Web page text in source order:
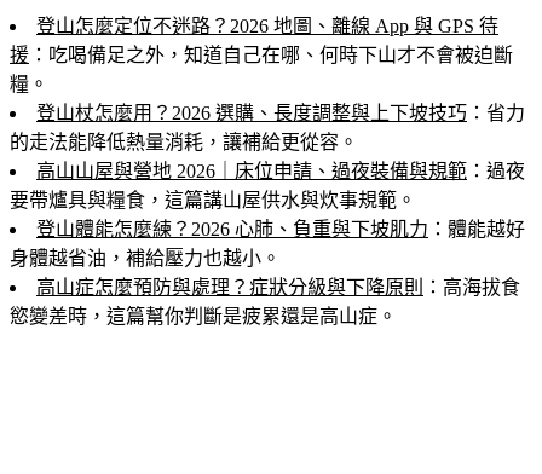
登山怎麼定位不迷路？2026 地圖、離線 App 與 GPS 待
援 ：吃喝備足之外，知道自己在哪、何時下山才不會被迫斷
糧。
登山杖怎麼用？2026 選購、長度調整與上下坡技巧 ：省力
的走法能降低熱量消耗，讓補給更從容。
高山山屋與營地 2026｜床位申請、過夜裝備與規範 ：過夜
要帶爐具與糧食，這篇講山屋供水與炊事規範。
登山體能怎麼練？2026 心肺、負重與下坡肌力 ：體能越好
身體越省油，補給壓力也越小。
高山症怎麼預防與處理？症狀分級與下降原則
：高海拔食
慾變差時，這篇幫你判斷是疲累還是高山症。